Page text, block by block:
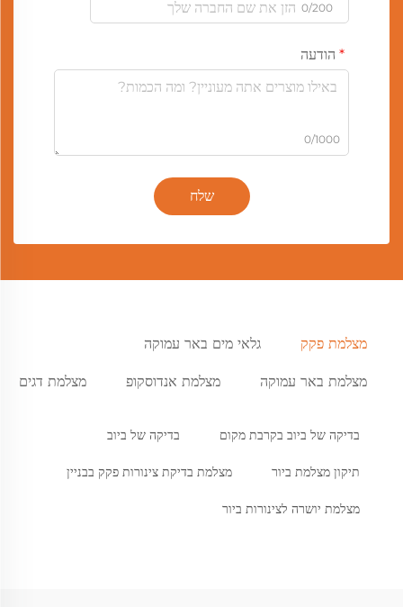
0/200
הודעה
0/1000
שלח
מצלמת פקק גלאי מים באר עמוקה
מצלמת באר עמוקה מצלמת אנדוסקופ מצלמת דגים
בדיקה של ביוב בקרבת מקום בדיקה של ביוב
תיקון מצלמת ביור מצלמת בדיקת צינורות פקק בבניין
מצלמת יושרה לצינורות ביור